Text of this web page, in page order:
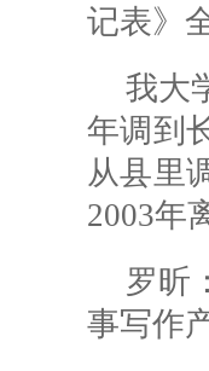
记表》
我大
年调到
从县里
2003年
罗昕
事写作